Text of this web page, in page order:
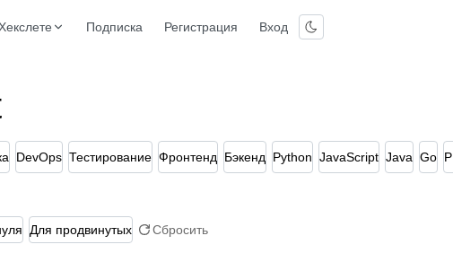
Подписка Регистрация Вход
DevOps Тестирование Фронтенд Бэкенд Python JavaScript Java Go
Для продвинутых Сбросить